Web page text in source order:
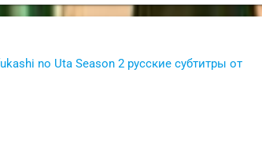
no Uta Season 2 русские субтитры от